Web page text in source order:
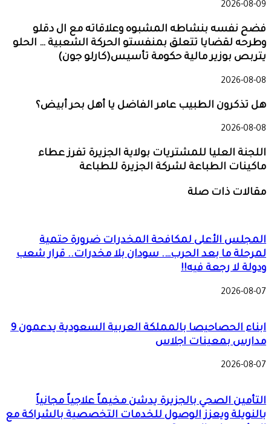
2026-08-09
فضح نفسه بنشاطه المشبوه وعلاقاته مع ال دقلو
وطرحه لقضايا تتعلق بمنفستو الحركة الشعبية … الحلو
يتربص بوزير مالية حكومة تأسيس(كارلو جون)
2026-08-08
هل تذكرون الطبيب عامر الفاضل يا أهل بحر أبيض؟
2026-08-08
اللجنة العليا للمشتريات بولاية الجزيرة تفرز عطاء
ماكينات الطباعة لشركة الجزيرة للطباعة
مقالات ذات صلة
المجلس الأعلى لمكافحة المخدرات ضرورة حتمية
لمرحلة ما بعد الحرب…. سودان بلا مخدرات.. قرار شعب
ودولة لا رجعة فيه!!
2026-08-07
ابناء الحصاحيصا بالمملكة العربية السعودية يدعمون 9
مدارس بمعينات اجلاس
2026-08-07
التأمين الصحي بالجزيرة يدشن مخيماً علاجياً مجانياً
بالنويلة ويعزز الوصول للخدمات التخصصية بالشراكة مع